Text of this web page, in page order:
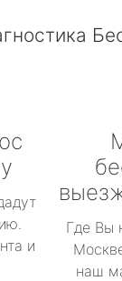
и
Где Вы
наш